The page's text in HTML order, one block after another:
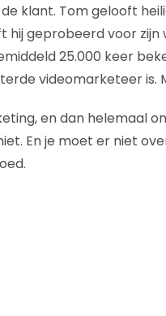
klant. Tom gelooft
hij geprobeerd voor
25.000 keer
videomarketeer is.
en dan helemaal
En je moet er niet